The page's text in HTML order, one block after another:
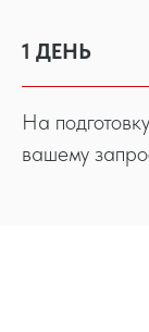
1 ДЕНЬ
На
вашему